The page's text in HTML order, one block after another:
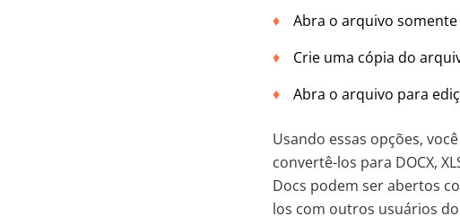
Abra o arquivo
Crie uma cópia do
Abra o arquivo para
Usando essas opções,
convertê-los para DOCX,
Docs podem ser abertos
los com outros usuários